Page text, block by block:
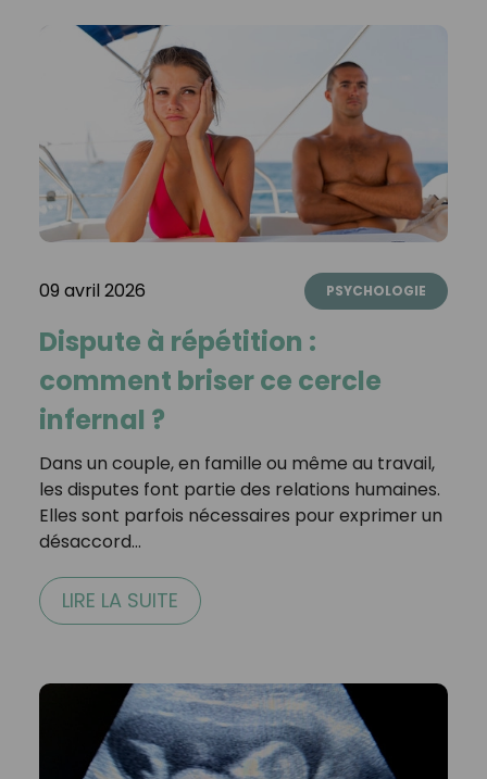
09 avril 2026 PSYCHOLOGIE
Dispute à répétition :
comment briser ce cercle
infernal ?
Dans un couple, en famille ou même au travail,
les disputes font partie des relations humaines.
Elles sont parfois nécessaires pour exprimer un
désaccord…
LIRE LA SUITE